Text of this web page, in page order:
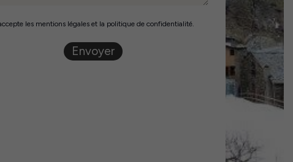
les mentions légales et la politique de confidentialité.
Envoyer